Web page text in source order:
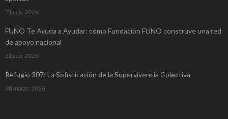
Residencia de estudiantes en Barcelona:
comodidad y buen servicio
Consecuencias de un segundo DUI
nuestros negocios en China
7 junio, 2026
FUNO Te Ayuda a Ayudar: cómo Fundación FUNO construye una red
de apoyo nacional
3 junio, 2026
Refugio 307: La Sofisticación de la Supervivencia Colectiva
30 marzo, 2026